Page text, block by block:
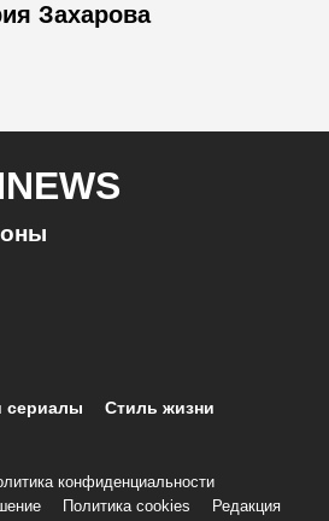
Захарова
сериалы
Стиль жизни
конфиденциальности
Политика cookies Редакция